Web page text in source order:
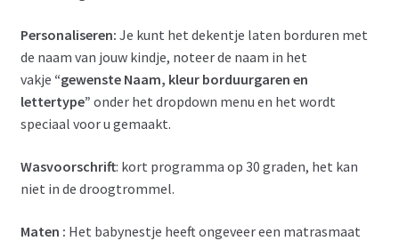
Personaliseren: Je kunt het dekentje laten borduren met
de naam van jouw kindje, noteer de naam in het
vakje “gewenste Naam, kleur borduurgaren en
lettertype” onder het dropdown menu en het wordt
speciaal voor u gemaakt.
Wasvoorschrift: kort programma op 30 graden, het kan
niet in de droogtrommel.
Maten : Het babynestje heeft ongeveer een matrasmaat